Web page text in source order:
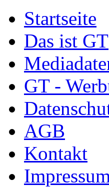
Startseite
Das ist GT
GT -
AGB
Kontakt